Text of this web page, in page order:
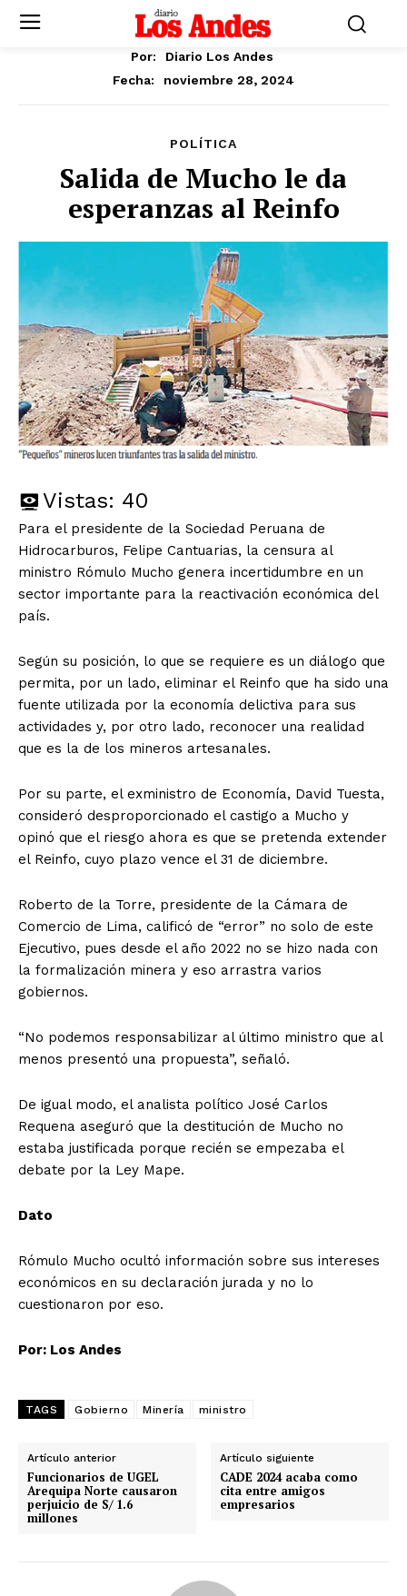
Por:
Diario Los Andes
Fecha:
noviembre 28, 2024
POLÍTICA
Salida de Mucho le da
esperanzas al Reinfo
Vistas: 40
Para el presidente de la Sociedad Peruana de
Hidrocarburos, Felipe Cantuarias, la censura al
ministro Rómulo Mucho genera incertidumbre en un
sector importante para la reactivación económica del
país.
Según su posición, lo que se requiere es un diálogo que
permita, por un lado, eliminar el Reinfo que ha sido una
fuente utilizada por la economía delictiva para sus
actividades y, por otro lado, reconocer una realidad
que es la de los mineros artesanales.
Por su parte, el exministro de Economía, David Tuesta,
consideró desproporcionado el castigo a Mucho y
opinó que el riesgo ahora es que se pretenda extender
el Reinfo, cuyo plazo vence el 31 de diciembre.
Roberto de la Torre, presidente de la Cámara de
Comercio de Lima, calificó de “error” no solo de este
Ejecutivo, pues desde el año 2022 no se hizo nada con
la formalización minera y eso arrastra varios
gobiernos.
“No podemos responsabilizar al último ministro que al
menos presentó una propuesta”, señaló.
De igual modo, el analista político José Carlos
Requena aseguró que la destitución de Mucho no
estaba justificada porque recién se empezaba el
debate por la Ley Mape.
Dato
Rómulo Mucho ocultó información sobre sus intereses
económicos en su declaración jurada y no lo
cuestionaron por eso.
Por: Los Andes
TAGS Gobierno Minería ministro
Artículo anterior
Funcionarios de UGEL
Arequipa Norte causaron
perjuicio de S/ 1.6
millones
Artículo siguiente
CADE 2024 acaba como
cita entre amigos
empresarios